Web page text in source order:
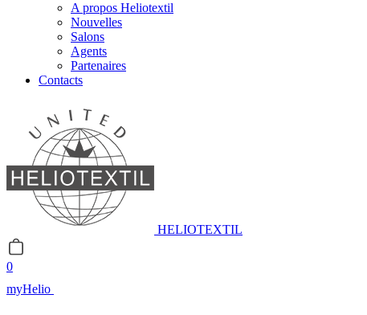
A propos Heliotextil
Nouvelles
Salons
Agents
Partenaires
Contacts
HELIOTEXTIL
0
myHelio